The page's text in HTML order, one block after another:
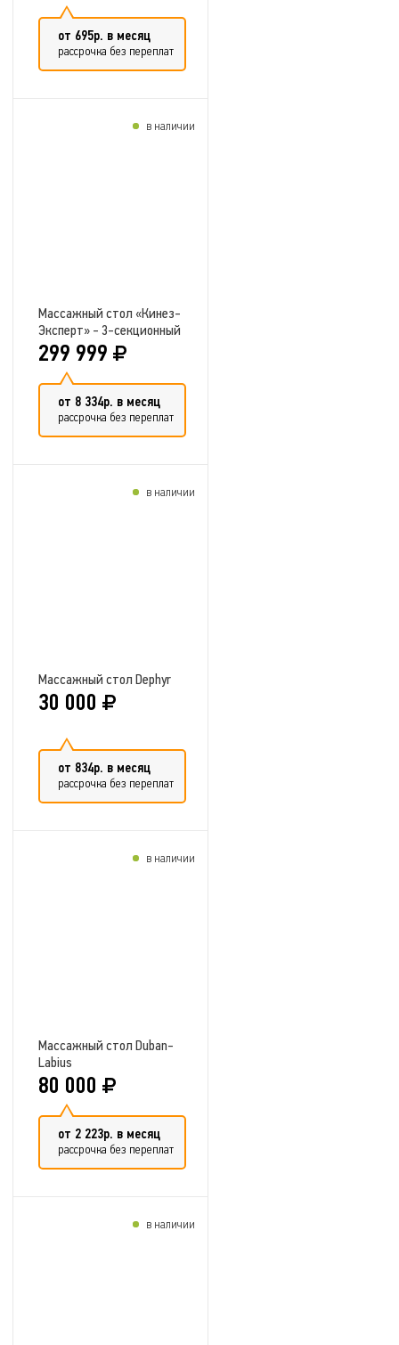
от 695р. в месяц
рассрочка без переплат
Массажный стол «Кинез-
Эксперт» - 3-секционный
299 999
от 8 334р. в месяц
рассрочка без переплат
в наличии
Массажный стол Dephyr
30 000
от 834р. в месяц
рассрочка без переплат
в наличии
Массажный стол Duban-
Labius
80 000
от 2 223р. в месяц
рассрочка без переплат
в наличии
в наличии